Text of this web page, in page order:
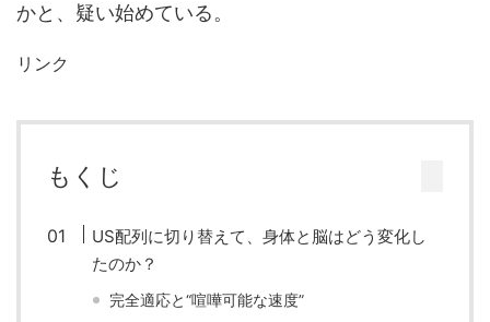
かと、疑い始めている。
リンク
もくじ
US配列に切り替えて、身体と脳はどう変化し
たのか？
完全適応と“喧嘩可能な速度”